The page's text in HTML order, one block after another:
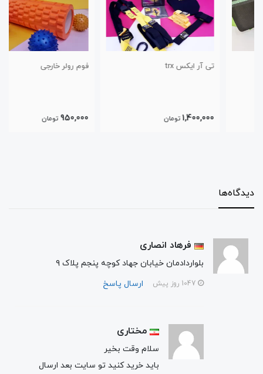
تی آر ایکس trx
تومان
فوم رولر خارجی
تومان
دیدگاه‌ها
فرهاد انصاری
بلواردادمان خیابان جهاد کوچه پنجم پلاک ۹
ارسال پاسخ
مختاری
سلام وقت بخیر
باید خرید کنید تو سایت بعد ارسال